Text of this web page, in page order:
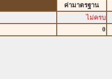
ค่ามาตรฐาน
ไม่ครบ
0